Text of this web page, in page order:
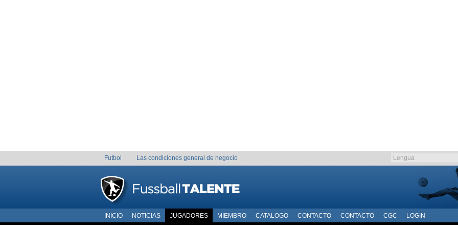
Futbol Las condiciones general de negocio
INICIO NOTICIAS JUGADORES MIEMBRO CATALOGO CONTACTO CONTACTO CGC LOGIN